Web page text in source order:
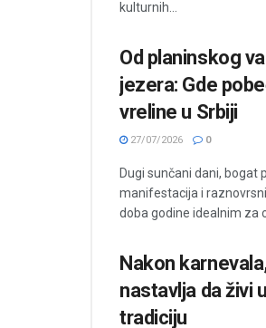
kulturnih...
Od planinskog
jezera: Gde
vreline u Srbiji
27/07/2026 0
Dugi sunčani dani, bogat
manifestacija i
doba godine idealnim za
Nakon
nastavlja da živi
tradiciju